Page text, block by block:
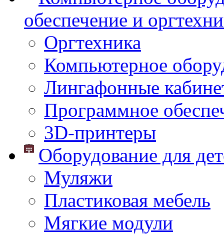
обеспечение и
Оргтехника
Компьютерное
Лингафонные
Программное
3D-принтеры
Оборудование для
Муляжи
Пластиковая мебель
Мягкие модули